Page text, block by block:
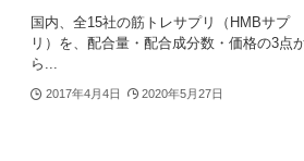
国内、全15社の筋トレサプリ（HMBサプ
リ）を、配合量・配合成分数・価格の3点
ら...
2017年4月4日 2020年5月27日